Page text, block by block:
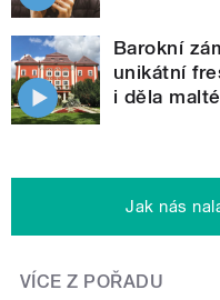
Barokní
unikátní
i děla
Jak nás
VÍCE Z POŘADU